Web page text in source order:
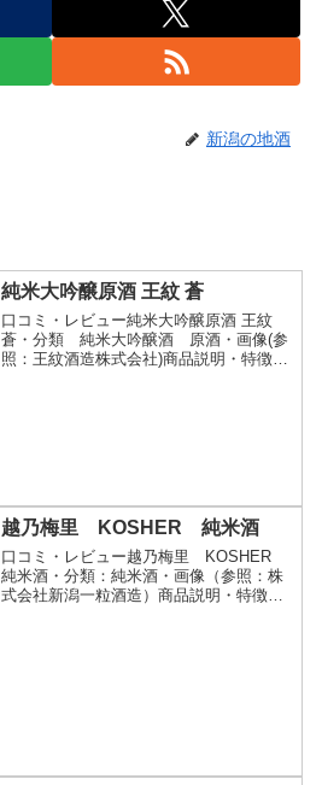
新潟の地酒
純米大吟醸原酒 王紋 蒼
口コミ・レビュー純米大吟醸原酒 王紋
蒼・分類 純米大吟醸酒 原酒・画像(参
照：王紋酒造株式会社)商品説明・特徴な
越乃梅里 KOSHER 純米酒
口コミ・レビュー越乃梅里 KOSHER
純米酒・分類：純米酒・画像（参照：株
式会社新潟一粒酒造）商品説明・特徴な